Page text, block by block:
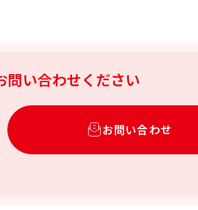
問い合わせください
お問い合わせ